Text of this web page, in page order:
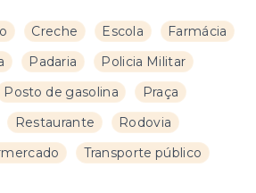
Creche Escola
Farmácia
Padaria
Policia Militar
Posto de gasolina
Praça
Restaurante
Rodovia
Transporte público